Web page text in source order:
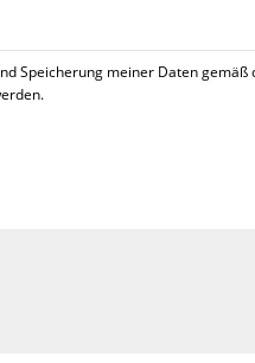
Speicherung meiner Daten